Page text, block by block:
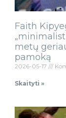
Faith
metų
pamoką
2026-05-17
Skaityti »